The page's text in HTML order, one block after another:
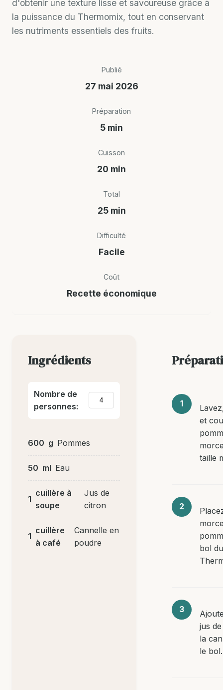
d'obtenir une texture lisse et savoureuse grâce à
la puissance du Thermomix, tout en conservant
les nutriments essentiels des fruits.
Publié
27 mai 2026
Préparation
5 min
Cuisson
20 min
Total
25 min
Difficulté
Facile
Coût
Recette économique
Ingrédients
Nombre de
personnes:
600 g Pommes
50 ml Eau
1
cuillère à
soupe
Jus de
citron
1
cuillère
à café
Cannelle en
poudre
et
taille
bol du
jus
la
le bol.